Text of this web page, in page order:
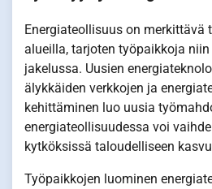
Energiateollisuus on merkittävä
alueilla, tarjoten työpaikkoja
jakelussa. Uusien
älykkäiden verkkojen ja
kehittäminen luo uusia
energiateollisuudessa voi
kytköksissä taloudelliseen
Työpaikkojen luominen